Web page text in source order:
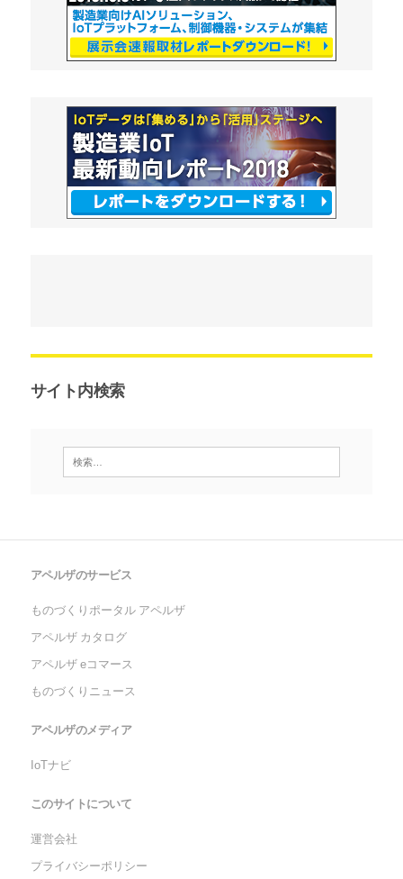
サイト内検索
アペルザのサービス
ものづくりポータル アペルザ
アペルザ カタログ
アペルザ eコマース
ものづくりニュース
アペルザのメディア
IoTナビ
このサイトについて
運営会社
プライバシーポリシー